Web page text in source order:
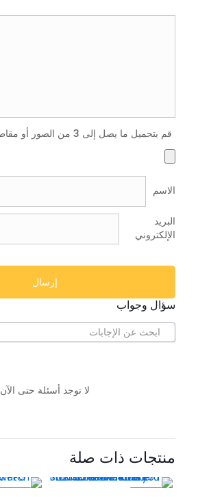
قم بتحميل ما يصل إلى 3 من الصور أو مقاطع الفيديو
الاسم
البريد
الإلكتروني
سؤال وجواب
لا توجد أسئلة حتى الآن
منتجات ذات صلة